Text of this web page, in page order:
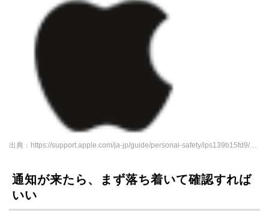
出典：https://support.apple.com/ja-jp/guide/personal-safety/ips139b15fd9/web
通知が来たら、まず落ち着いて確認すれば
いい